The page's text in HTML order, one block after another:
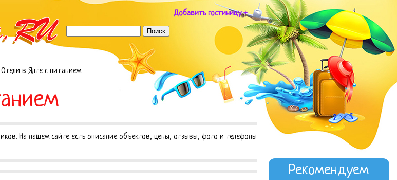
Добавить гостиницу +
Отели в Ялте с питанием
На нашем сайте есть описание объектов, цены, отзывы, фото и телефоны
Рекомендуем